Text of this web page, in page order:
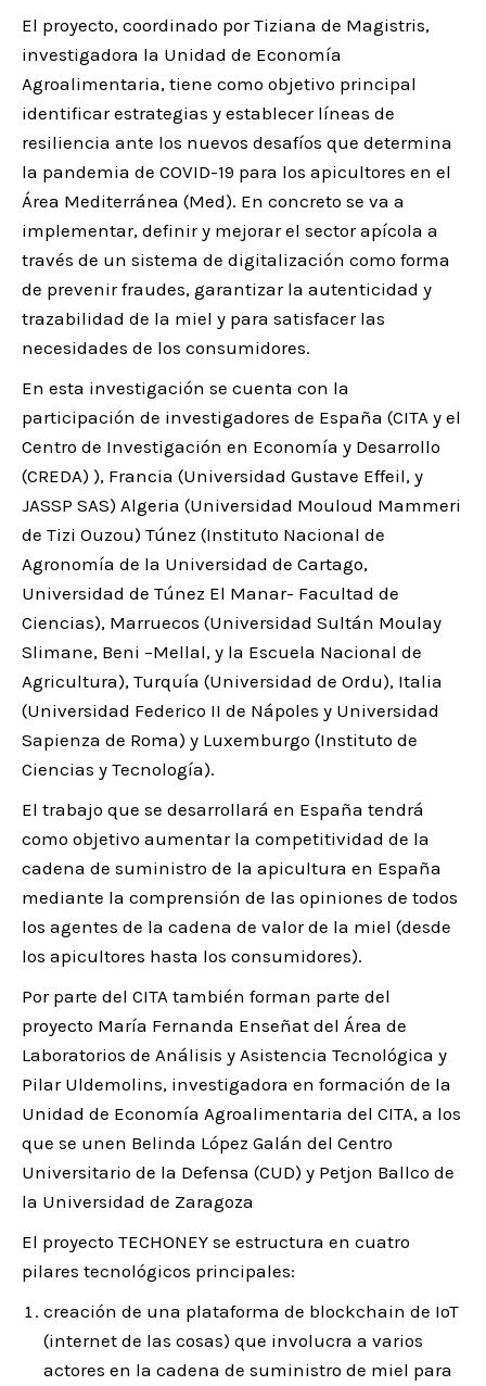
El proyecto, coordinado por Tiziana de Magistris,
investigadora la Unidad de Economía
Agroalimentaria, tiene como objetivo principal
identificar estrategias y establecer líneas de
resiliencia ante los nuevos desafíos que determina
la pandemia de COVID-19 para los apicultores en el
Área Mediterránea (Med). En concreto se va a
implementar, definir y mejorar el sector apícola a
través de un sistema de digitalización como forma
de prevenir fraudes, garantizar la autenticidad y
trazabilidad de la miel y para satisfacer las
necesidades de los consumidores.
En esta investigación se cuenta con la
participación de investigadores de España (CITA y el
Centro de Investigación en Economía y Desarrollo
(CREDA) ), Francia (Universidad Gustave Effeil, y
JASSP SAS) Algeria (Universidad Mouloud Mammeri
de Tizi Ouzou) Túnez (Instituto Nacional de
Agronomía de la Universidad de Cartago,
Universidad de Túnez El Manar- Facultad de
Ciencias), Marruecos (Universidad Sultán Moulay
Slimane, Beni –Mellal, y la Escuela Nacional de
Agricultura), Turquía (Universidad de Ordu), Italia
(Universidad Federico II de Nápoles y Universidad
Sapienza de Roma) y Luxemburgo (Instituto de
Ciencias y Tecnología).
El trabajo que se desarrollará en España tendrá
como objetivo aumentar la competitividad de la
cadena de suministro de la apicultura en España
mediante la comprensión de las opiniones de todos
los agentes de la cadena de valor de la miel (desde
los apicultores hasta los consumidores).
Por parte del CITA también forman parte del
proyecto María Fernanda Enseñat del Área de
Laboratorios de Análisis y Asistencia Tecnológica y
Pilar Uldemolins, investigadora en formación de la
Unidad de Economía Agroalimentaria del CITA, a los
que se unen Belinda López Galán del Centro
Universitario de la Defensa (CUD) y Petjon Ballco de
la Universidad de Zaragoza
El proyecto TECHONEY se estructura en cuatro
pilares tecnológicos principales:
creación de una plataforma de blockchain de IoT
(internet de las cosas) que involucra a varios
actores en la cadena de suministro de miel para